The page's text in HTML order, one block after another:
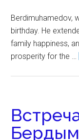
Berdimuhamedov,
birthday. He
family happiness,
prosperity for the …